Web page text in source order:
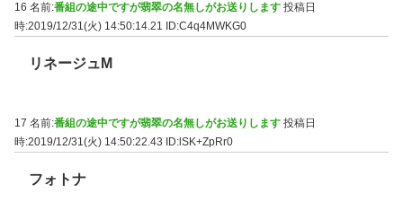
16 名前:番組の途中ですが翡翠の名無しがお送りします 投稿日
時:2019/12/31(火) 14:50:14.21
ID:C4q4MWKG0
リネージュM
17 名前:番組の途中ですが翡翠の名無しがお送りします 投稿日
時:2019/12/31(火) 14:50:22.43 ID:lSK+ZpRr0
フォトナ